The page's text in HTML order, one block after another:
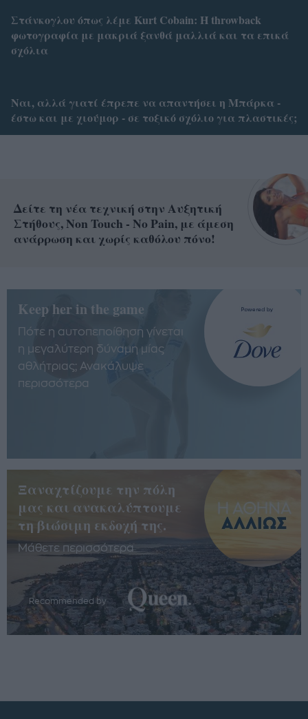
Στάνκογλου όπως λέμε Kurt Cobain: H throwback
φωτογραφία με μακριά ξανθά μαλλιά και τα επικά
σχόλια
Ναι, αλλά γιατί έπρεπε να απαντήσει η Μπάρκα -
έστω και με χιούμορ - σε τοξικό σχόλιο για πλαστικές;
Δείτε τη νέα τεχνική στην Αυξητική
Στήθους, Non Touch - No Pain, με άμεση
ανάρρωση και χωρίς καθόλου πόνο!
Keep her in the game
Πότε η αυτοπεποίθηση γίνεται
η μεγαλύτερη δύναμη μίας
αθλήτριας; Ανακάλυψε
περισσότερα
Ξαναχτίζουμε την πόλη
μας και ανακαλύπτουμε
τη βιώσιμη εκδοχή της.
Μάθετε περισσότερα
Recommended by